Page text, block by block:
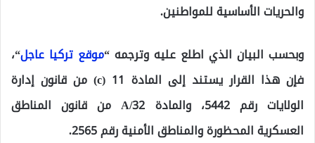
والحريات الأساسية للمواطنين.
وبحسب البيان الذي اطلع عليه وترجمه “موقع تركيا عاجل“،
فإن هذا القرار يستند إلى المادة 11 (c) من قانون إدارة
الولايات رقم 5442، والمادة 32/A من قانون المناطق
العسكرية المحظورة والمناطق الأمنية رقم 2565.